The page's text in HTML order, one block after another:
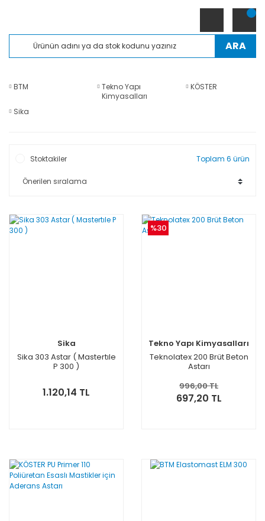
ARA
BTM
Tekno Yapı
Kimyasalları
KÖSTER
Sika
Stoktakiler Toplam 6 ürün
Sika
Sika 303 Astar ( Mastertıle
P 300 )
1.120,14 TL
%30
Tekno Yapı Kimyasalları
Teknolatex 200 Brüt Beton
Astarı
996,00 TL
697,20 TL